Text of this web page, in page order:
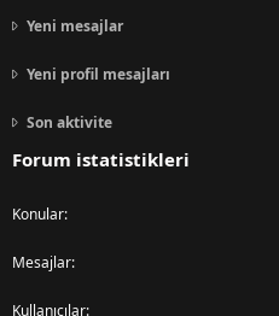
Yeni mesajlar
Yeni profil mesajları
Son aktivite
Forum istatistikleri
Konular
Mesajlar
Kullanıcılar